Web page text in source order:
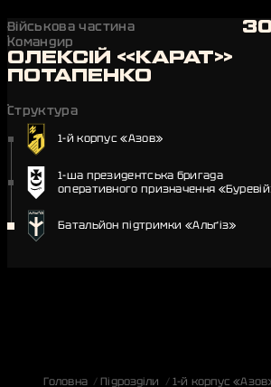
Військова частина
Командир
ОЛЕКСІЙ «КАРАТ»
ПОТАПЕНКО
Структура
1-й корпус «Азов»
1-ша президентська бригада
оперативного призначення
Батальйон підтримки «Альґіз»
Головна Підрозділи 1-й корпус